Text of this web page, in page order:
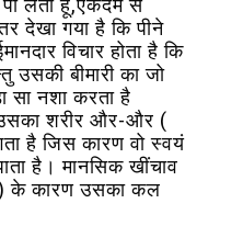
देखा गया है कि पीने
विचार होता है कि
उसकी बीमारी का जो
सा नशा करता है
शरीर और-और (
है जिस कारण वो स्वयं
है। मानसिक खींचाव
कारण उसका कल